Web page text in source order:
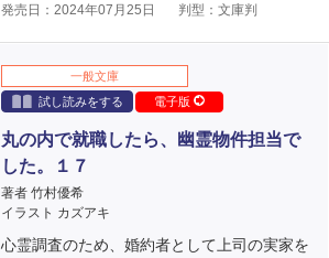
発売日：2024年07月25日
判型：文庫判
一般文庫
試し読みをする
電子版
丸の内で就職したら、幽霊物件担当で
した。１７
著者 竹村優希
イラスト カズアキ
心霊調査のため、婚約者として上司の実家を